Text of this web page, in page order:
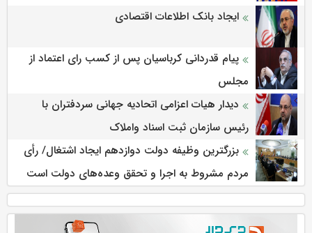
ایجاد بانک اطلاعات اقتصادی
پیام قدردانی کرباسیان پس از کسب رای اعتماد از
مجلس
دیدار هیات اعزامی اتحادیه جهانی سردفتران با
رئیس سازمان ثبت اسناد واملاک
بزرگترین وظیفه دولت دوازدهم ایجاد اشتغال/ رأی
مردم مشروط به اجرا و تحقق وعده‌های دولت است